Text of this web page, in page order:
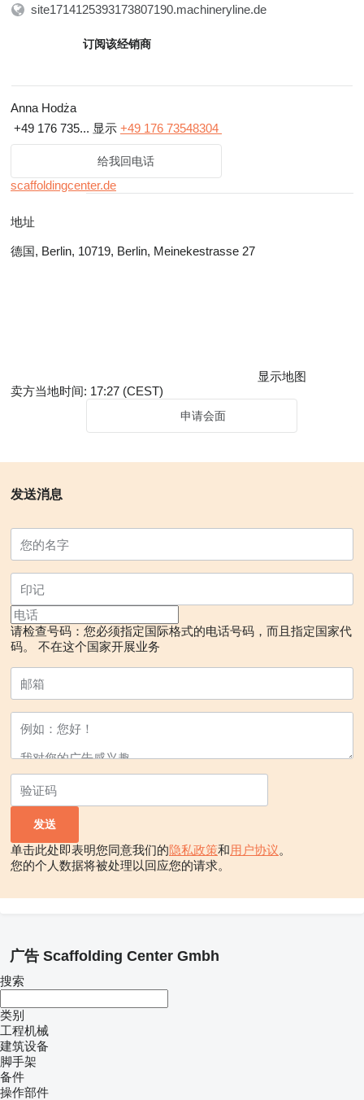
site1714125393173807190.machineryline.de
订阅该经销商
Anna Hodża
+49 176 735... 显示 +49 176 73548304
给我回电话
scaffoldingcenter.de
地址
德国, Berlin, 10719, Berlin, Meinekestrasse 27
显示地图
卖方当地时间: 17:27 (CEST)
申请会面
发送消息
请检查号码：您必须指定国际格式的电话号码，而且指定国家代
码。
不在这个国家开展业务
单击此处即表明您同意我们的隐私政策和用户协议。
您的个人数据将被处理以回应您的请求。
广告 Scaffolding Center Gmbh
搜索
类别
工程机械
建筑设备
脚手架
备件
操作部件